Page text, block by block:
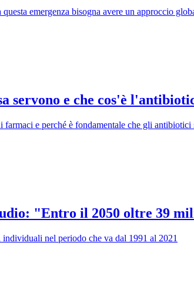
emergenza bisogna avere un approccio
servono e che cos'è
e perché è fondamentale che gli
"Entro il 2050 oltre 39
nel periodo che va dal 1991 al 2021